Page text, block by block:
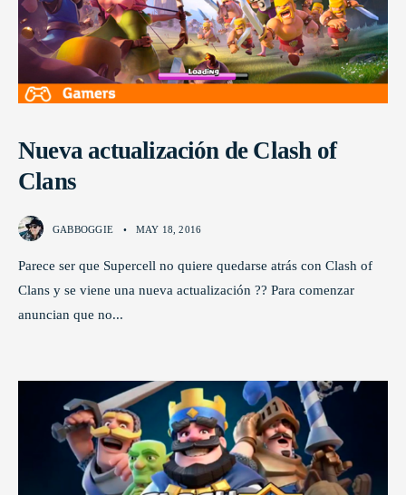
Nueva actualización de Clash of
Clans
GABBOGGIE • MAY 18, 2016
Parece ser que Supercell no quiere quedarse atrás con Clash of
Clans y se viene una nueva actualización ?? Para comenzar
anuncian que no...